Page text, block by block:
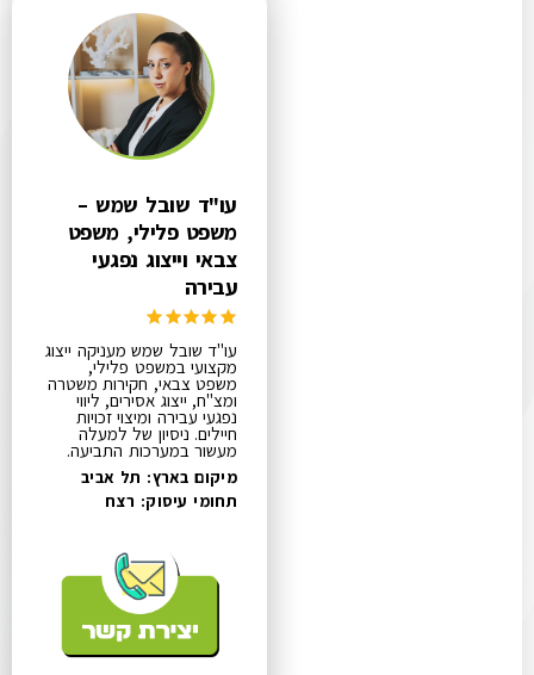
עו"ד שובל שמש –
משפט פלילי, משפט
צבאי וייצוג נפגעי
עבירה
עו"ד שובל שמש מעניקה ייצוג
מקצועי במשפט פלילי,
משפט צבאי, חקירות משטרה
ומצ"ח, ייצוג אסירים, ליווי
נפגעי עבירה ומיצוי זכויות
חיילים. ניסיון של למעלה
מעשור במערכות התביעה.
מיקום בארץ: תל אביב
תחומי עיסוק: רצח